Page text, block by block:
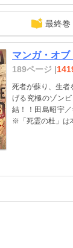
最終巻
マンガ・オブ
189ページ |
死者が蘇り、生者
げる究極のゾン
結！！田島昭宇
※「死霊の杜」は